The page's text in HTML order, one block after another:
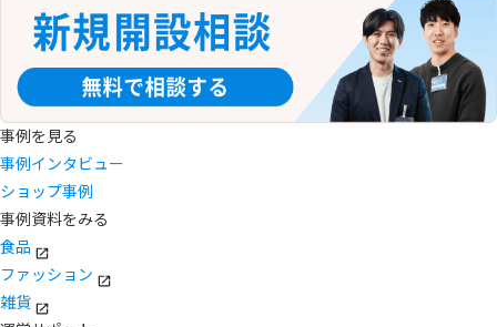
事例を見る
事例インタビュー
ショップ事例
事例資料をみる
食品
ファッション
雑貨